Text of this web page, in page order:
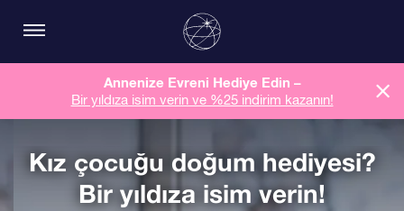
Annenize Evreni Hediye Edin –
Bir yıldıza isim verin ve %25 indirim kazanın!
Kız çocuğu doğum hediyesi?
Bir yıldıza isim verin!